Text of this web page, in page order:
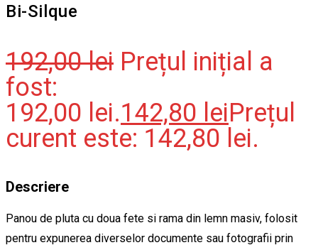
Bi-Silque
192,00lei Prețul inițial a
fost:
192,00 lei.142,80 leiPrețul
curent este: 142,80 lei.
Descriere
Panou de pluta cu doua fete si rama din lemn masiv, folosit
pentru expunerea diverselor documente sau fotografii prin